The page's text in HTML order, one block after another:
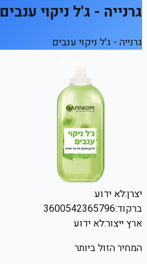
גרנייה - ג'ל ניקוי ענבים
גרנייה - ג'ל ניקוי ענבים
יצרן:לא ידוע
ברקוד:3600542365796
ארץ ייצור:לא ידוע
המחיר הזול ביותר